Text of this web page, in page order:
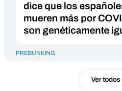
dice que los
mueren más por
son genéticamente
PREBUNKING
Ver todos